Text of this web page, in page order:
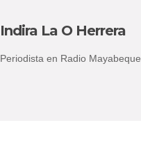
Indira La O Herrera
Periodista en Radio Mayabeque